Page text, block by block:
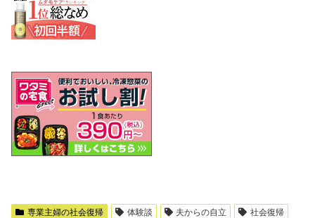
専業主婦の社会復帰 体験談 夫からの自立 社会復帰